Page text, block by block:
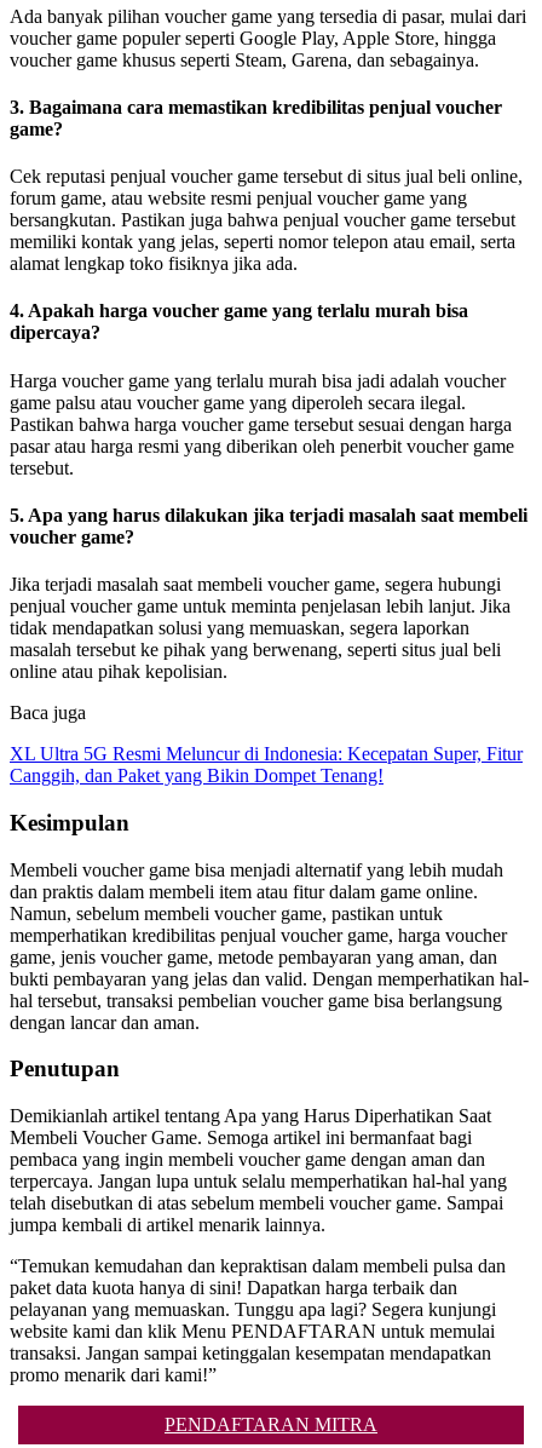
Ada banyak pilihan voucher game yang tersedia di pasar, mulai dari
voucher game populer seperti Google Play, Apple Store, hingga
voucher game khusus seperti Steam, Garena, dan sebagainya.
3. Bagaimana cara memastikan kredibilitas penjual voucher
game?
Cek reputasi penjual voucher game tersebut di situs jual beli online,
forum game, atau website resmi penjual voucher game yang
bersangkutan. Pastikan juga bahwa penjual voucher game tersebut
memiliki kontak yang jelas, seperti nomor telepon atau email, serta
alamat lengkap toko fisiknya jika ada.
4. Apakah harga voucher game yang terlalu murah bisa
dipercaya?
Harga voucher game yang terlalu murah bisa jadi adalah voucher
game palsu atau voucher game yang diperoleh secara ilegal.
Pastikan bahwa harga voucher game tersebut sesuai dengan harga
pasar atau harga resmi yang diberikan oleh penerbit voucher game
tersebut.
5. Apa yang harus dilakukan jika terjadi masalah saat membeli
voucher game?
Jika terjadi masalah saat membeli voucher game, segera hubungi
penjual voucher game untuk meminta penjelasan lebih lanjut. Jika
tidak mendapatkan solusi yang memuaskan, segera laporkan
masalah tersebut ke pihak yang berwenang, seperti situs jual beli
online atau pihak kepolisian.
Baca juga
XL Ultra 5G Resmi Meluncur di Indonesia: Kecepatan Super, Fitur
Canggih, dan Paket yang Bikin Dompet Tenang!
Kesimpulan
Membeli voucher game bisa menjadi alternatif yang lebih mudah
dan praktis dalam membeli item atau fitur dalam game online.
Namun, sebelum membeli voucher game, pastikan untuk
memperhatikan kredibilitas penjual voucher game, harga voucher
game, jenis voucher game, metode pembayaran yang aman, dan
bukti pembayaran yang jelas dan valid. Dengan memperhatikan hal-
hal tersebut, transaksi pembelian voucher game bisa berlangsung
dengan lancar dan aman.
Penutupan
Demikianlah artikel tentang Apa yang Harus Diperhatikan Saat
Membeli Voucher Game. Semoga artikel ini bermanfaat bagi
pembaca yang ingin membeli voucher game dengan aman dan
terpercaya. Jangan lupa untuk selalu memperhatikan hal-hal yang
telah disebutkan di atas sebelum membeli voucher game. Sampai
jumpa kembali di artikel menarik lainnya.
“Temukan kemudahan dan kepraktisan dalam membeli pulsa dan
paket data kuota hanya di sini! Dapatkan harga terbaik dan
pelayanan yang memuaskan. Tunggu apa lagi? Segera kunjungi
website kami dan klik Menu PENDAFTARAN untuk memulai
transaksi. Jangan sampai ketinggalan kesempatan mendapatkan
promo menarik dari kami!”
PENDAFTARAN MITRA